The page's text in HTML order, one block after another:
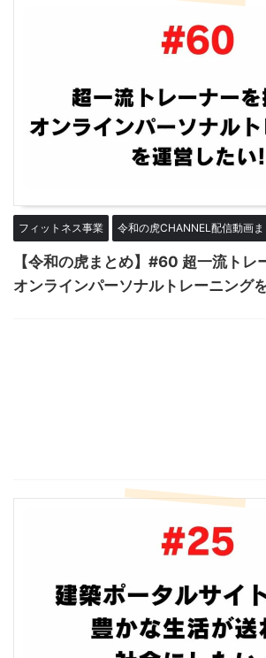
フィットネス事業 令和の虎CHANNEL配信動画ま
【令和の虎まとめ】#60 超一流トレ
オンラインパーソナルトレーニング